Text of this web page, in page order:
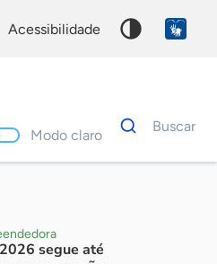
acessibilidade
Modo claro
Dados
para
Buscar
segue até